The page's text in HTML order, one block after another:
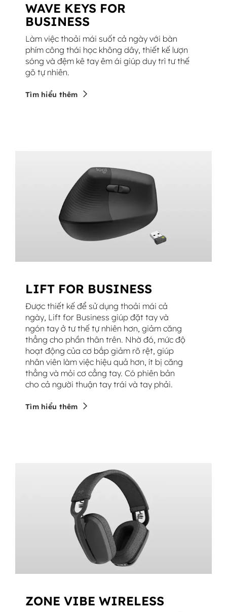
WAVE KEYS FOR
BUSINESS
Làm việc thoải mái suốt cả ngày với bàn
phím công thái học không dây, thiết kế lượn
sóng và đệm kê tay êm ái giúp duy trì tư thế
gõ tự nhiên.
Tìm hiểu thêm
LIFT FOR BUSINESS
Được thiết kế để sử dụng thoải mái cả
ngày, Lift for Business giúp đặt tay và
ngón tay ở tư thế tự nhiên hơn, giảm căng
thẳng cho phần thân trên. Nhờ đó, mức độ
hoạt động của cơ bắp giảm rõ rệt, giúp
nhân viên làm việc hiệu quả hơn, ít bị căng
thẳng và mỏi cơ cẳng tay. Có phiên bản
cho cả người thuận tay trái và tay phải.
Tìm hiểu thêm
ZONE VIBE WIRELESS